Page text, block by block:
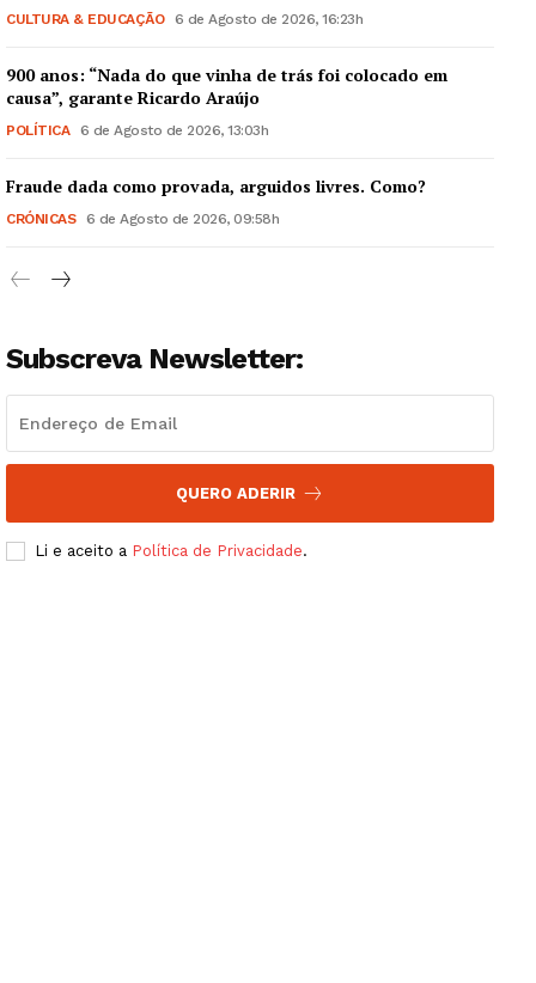
CULTURA & EDUCAÇÃO 6 de Agosto de 2026, 16:23h
900 anos: “Nada do que vinha de trás foi colocado em
causa”, garante Ricardo Araújo
POLÍTICA 6 de Agosto de 2026, 13:03h
Fraude dada como provada, arguidos livres. Como?
CRÓNICAS 6 de Agosto de 2026, 09:58h
Subscreva Newsletter:
QUERO ADERIR
Li e aceito a Política de Privacidade.